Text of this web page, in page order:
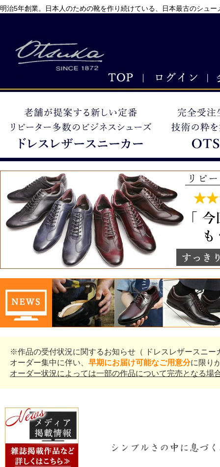
明治5年創業。日本人のための靴を作り続けている、日本最古のシュ
※作品の受付状況に関するお知らせ（ ドレスレザースニー
オーダー集中に伴い、 早期にお届け可能なご用意分に限り
オーダー状況によっては一部の作品について完売となる場